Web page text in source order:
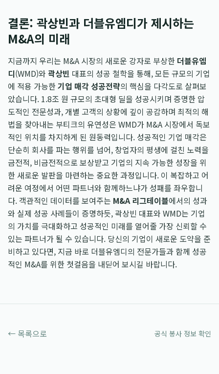
결론: 곽상빈과 더블유엠디가 제시하는
M&A의 미래
지금까지 우리는 M&A 시장의 새로운 강자로 부상한 더블유엠
디(WMD)와 곽상빈 대표의 성공 철학을 통해, 모든 규모의 기업
에 적용 가능한기업 매각 성공전략의 핵심을 다각도로 살펴보
았습니다. 1.8조 원 규모의 초대형 딜을 성공시키며 증명한 압
도적인 전문성과, 개별 고객의 상황에 깊이 공감하며 최적의 해
법을 찾아내는 부티크의 유연성은 WMD가 M&A 시장에서 독보
적인 위치를 차지하게 된 원동력입니다. 성공적인 기업 매각은
단순히 회사를 파는 행위를 넘어, 창업자의 평생에 걸친 노력을
금전적, 비금전적으로 보상받고 기업의 지속 가능한 성장을 위
한 새로운 발판을 마련하는 중요한 과정입니다. 이 복잡하고 어
려운 여정에서 어떤 파트너와 함께하느냐가 성패를 좌우합니
다. 객관적인 데이터를 보여주는 M&A 리그테이블에서의 성과
와 실제 성공 사례들이 증명하듯, 곽상빈 대표와 WMD는 기업
의 가치를 극대화하고 성공적인 미래를 열어줄 가장 신뢰할 수
있는 파트너가 될 수 있습니다. 당신의 기업이 새로운 도약을 준
비하고 있다면, 지금 바로 더블유엠디의 전문가들과 함께 성공
적인 M&A를 위한 첫걸음을 내딛어 보시길 바랍니다.
← 목록으로 공식 봉사 정보 확인